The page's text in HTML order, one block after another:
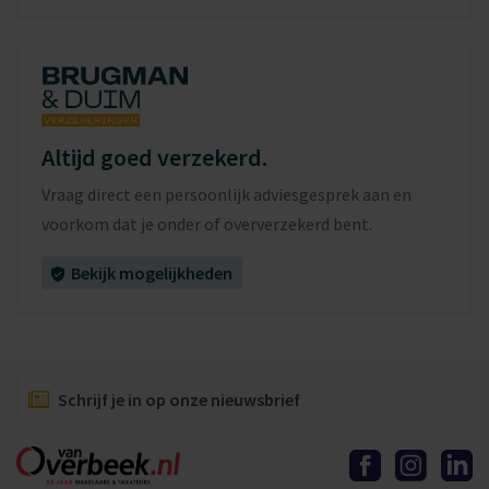
Voor de indeling van de woning verwijzen wij je graag naar de
plattegronden.
Wil jij deze woning met eigen ogen bekijken? Maak dan snel
een afspraak met Van Overbeek Makelaars om een
bezichtiging in te plannen. Dan laten wij deze woning jou
gevestigd te zijn
• Voorzien van 12 zonnepanelen
• Dak volledig vernieuwd en geïsoleerd in 2023/2024
Altijd goed verzekerd.
Vraag direct een persoonlijk adviesgesprek aan en
voorkom dat je onder of oververzekerd bent.
Bekijk mogelijkheden
Schrijf je in op onze nieuwsbrief